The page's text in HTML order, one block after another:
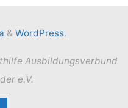
& WordPress.
Ausbildungsverbund
e.V.